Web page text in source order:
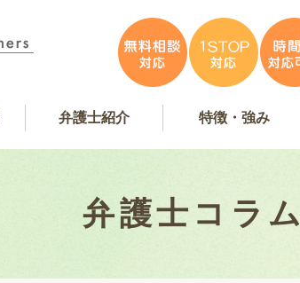
弁護士紹介 特徴・強み
特徴・強み
事務所紹介
アンケート掲載
弁護士コラム